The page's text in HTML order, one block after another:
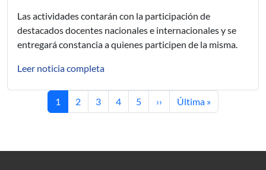
Las actividades contarán con la participación de
destacados docentes nacionales e internacionales y se
entregará constancia a quienes participen de la misma.
Leer noticia completa
Current page
1 Page
2 Page
3 Page
4 Page
5 Next page
›› Last page
Última »